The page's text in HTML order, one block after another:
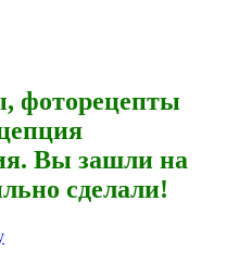
фоторецепты
Вы зашли на
сделали!